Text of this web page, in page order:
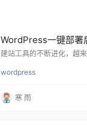
WordPress一键部署
办，详细排查与解决
建站工具的不断进化，越
而，看似省事的流程，背
部署后打不开”**这一问题
出发，全面分析
wordpress
寒 雨